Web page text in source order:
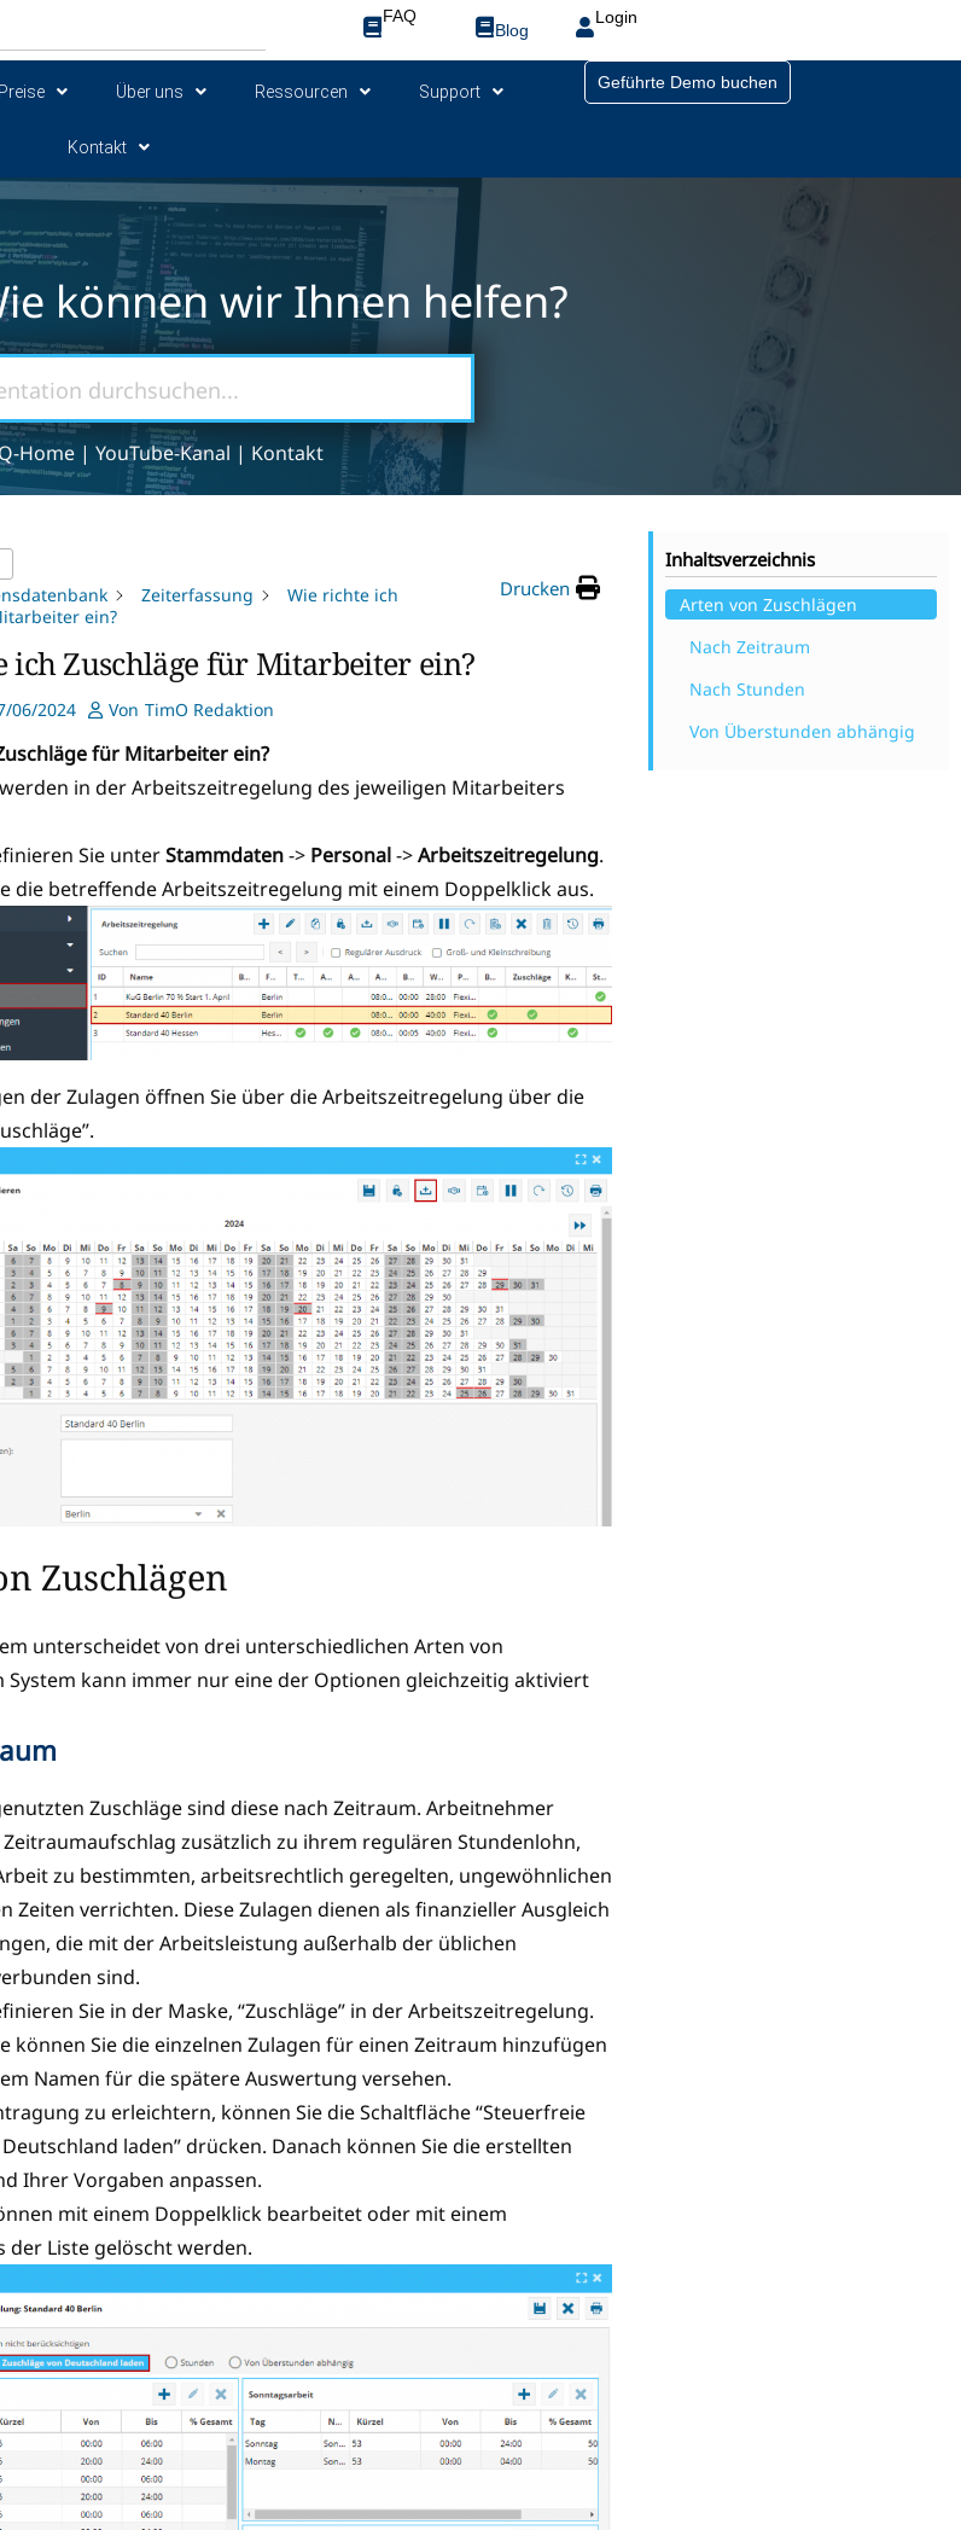
FAQ
Blog
Login
Preise Über uns Ressourcen Support
Kontakt
Geführte Demo buchen
können wir Ihnen helfen?
Home | YouTube-Kanal | Kontakt
Zeiterfassung
Wie richte ich
ein?
Drucken
ich Zuschläge für Mitarbeiter ein?
06/2024 Von TimO Redaktion
für Mitarbeiter ein?
in der Arbeitszeitregelung des jeweiligen Mitarbeiters
Sie unterStammdaten-> Personal->Arbeitszeitregelung.
die betreffende Arbeitszeitregelung mit einem Doppelklick aus.
der Zulagen öffnen Sie über die Arbeitszeitregelung über die
Zuschlägen
unterscheidet von drei unterschiedlichen Arten von
System kann immer nur eine der Optionen gleichzeitig aktiviert
Zuschläge sind diese nach Zeitraum. Arbeitnehmer
zusätzlich zu ihrem regulären Stundenlohn,
zu bestimmten, arbeitsrechtlich geregelten, ungewöhnlichen
Zeiten verrichten. Diese Zulagen dienen als finanzieller Ausgleich
die mit der Arbeitsleistung außerhalb der üblichen
sind.
Sie in der Maske, “Zuschläge” in der Arbeitszeitregelung.
können Sie die einzelnen Zulagen für einen Zeitraum hinzufügen
Namen für die spätere Auswertung versehen.
zu erleichtern, können Sie die Schaltfläche “Steuerfreie
laden” drücken. Danach können Sie die erstellten
Ihrer Vorgaben anpassen.
mit einem Doppelklick bearbeitet oder mit einem
der Liste gelöscht werden.
Inhaltsverzeichnis
Arten von Zuschlägen
Nach Zeitraum
Nach Stunden
Von Überstunden abhängig